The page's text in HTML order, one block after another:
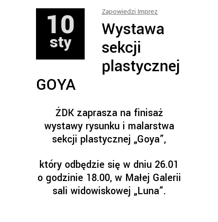
10
sty
Zapowiedzi Imprez
Wystawa
sekcji
plastycznej
GOYA
ŻDK zaprasza na finisaż
wystawy rysunku i malarstwa
sekcji plastycznej „Goya”,
który odbędzie się w dniu 26.01
o godzinie 18.00, w Małej Galerii
sali widowiskowej „Luna”.